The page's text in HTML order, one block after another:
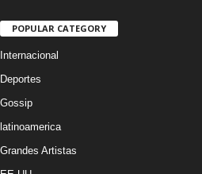
POPULAR CATEGORY
Internacional
Deportes
Gossip
latinoamerica
Grandes Artistas